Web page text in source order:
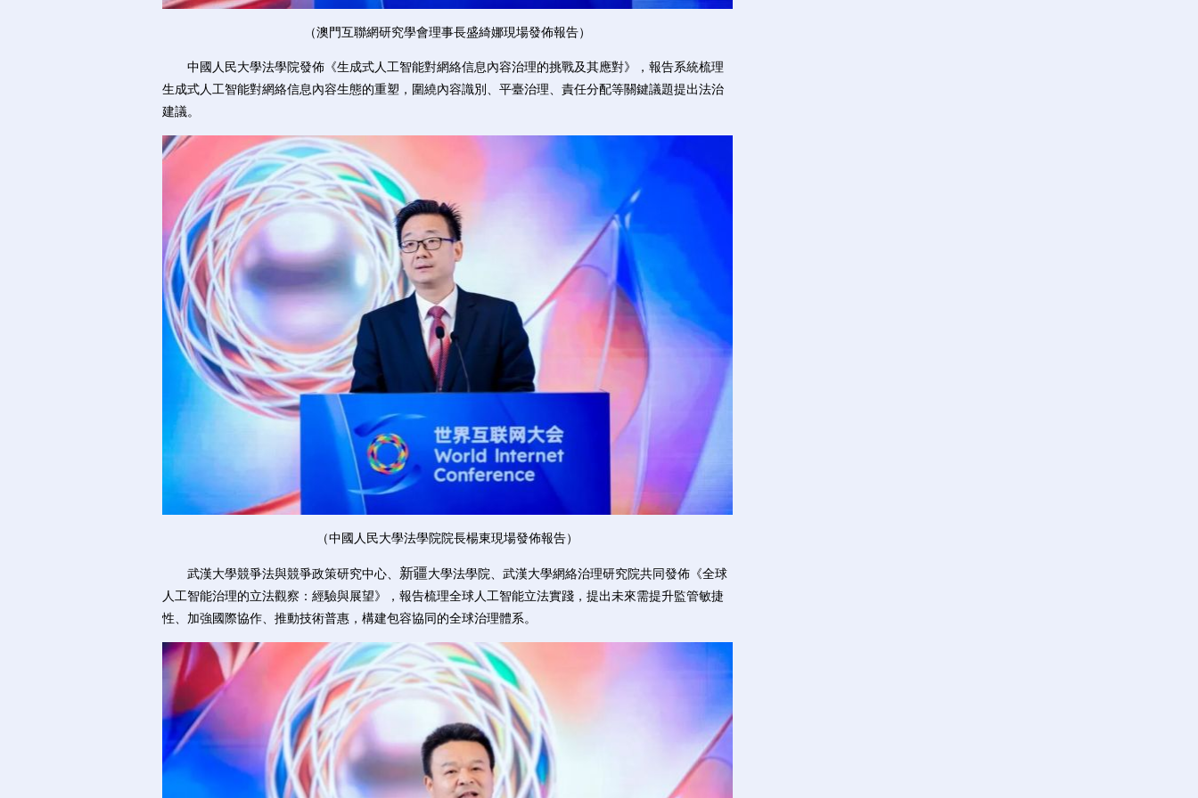
（澳門互聯網研究學會理事長盛綺娜現場發佈報告）
中國人民大學法學院發佈《生成式人工智能對網絡信息內容治理的挑戰及其應對》，報告系統梳理
生成式人工智能對網絡信息內容生態的重塑，圍繞內容識別、平臺治理、責任分配等關鍵議題提出法治
建議。
（中國人民大學法學院院長楊東現場發佈報告）
武漢大學競爭法與競爭政策研究中心、 新疆大學法學院、武漢大學網絡治理研究院共同發佈《全球
人工智能治理的立法觀察：經驗與展望》，報告梳理全球人工智能立法實踐，提出未來需提升監管敏捷
性、加強國際協作、推動技術普惠，構建包容協同的全球治理體系。